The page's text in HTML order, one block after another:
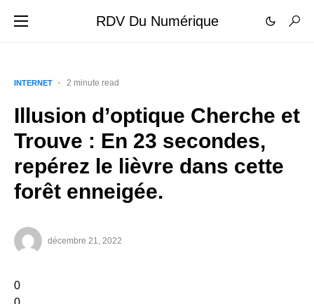
RDV Du Numérique
INTERNET 2 minute read
Illusion d’optique Cherche et
Trouve : En 23 secondes,
repérez le lièvre dans cette
forêt enneigée.
décembre 21, 2022
0